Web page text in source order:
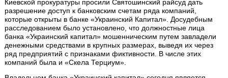
Киевской прокуратуры просили Святошинский райсуд дать
разрешение доступ к банковским счетам ряда компаний,
которые открыты в банке «Украинский Капитал». Досудебным
расследованием было установлено, что должностные лица
банка «Украинский капитал» мошенническим путем завладели
денежными средствами в крупных размерах, выведя их через
ряд предприятий с признаками фиктивности. В числе этих
компаний была и «Скела Терциум».